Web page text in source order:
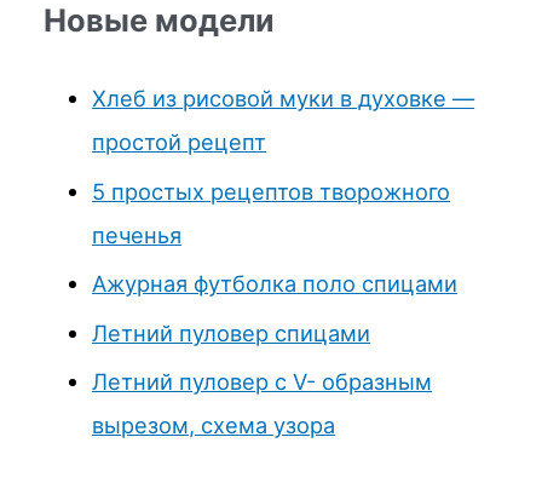
Новые модели
Хлеб из рисовой муки в духовке —
простой рецепт
5 простых рецептов творожного
печенья
Ажурная футболка поло спицами
Летний пуловер спицами
Летний пуловер с V- образным
вырезом, схема узора